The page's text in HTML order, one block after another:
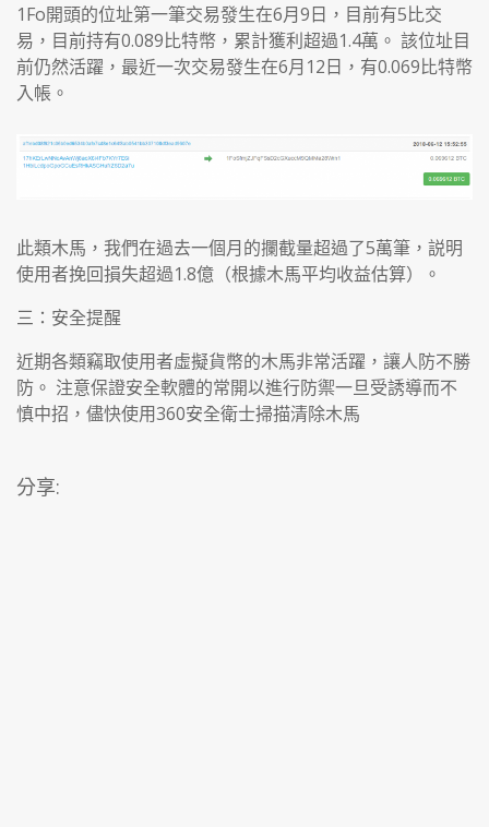
1Fo開頭的位址第一筆交易發生在6月9日，目前有5比交
易，目前持有0.089比特幣，累計獲利超過1.4萬。 該位址目
前仍然活躍，最近一次交易發生在6月12日，有0.069比特幣
入帳。
此類木馬，我們在過去一個月的攔截量超過了5萬筆，説明
使用者挽回損失超過1.8億（根據木馬平均收益估算）。
三：安全提醒
近期各類竊取使用者虛擬貨幣的木馬非常活躍，讓人防不勝
防。 注意保證安全軟體的常開以進行防禦一旦受誘導而不
慎中招，儘快使用360安全衛士掃描清除木馬
分享: